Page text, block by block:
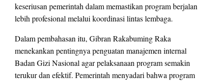
keseriusan pemerintah dalam memastikan program berjalan
lebih profesional melalui koordinasi lintas lembaga.
Dalam pembahasan itu, Gibran Rakabuming Raka
menekankan pentingnya penguatan manajemen internal
Badan Gizi Nasional agar pelaksanaan program semakin
terukur dan efektif. Pemerintah menyadari bahwa program